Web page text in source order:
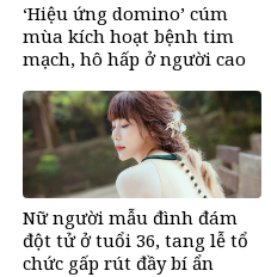
‘Hiệu ứng domino’ cúm
mùa kích hoạt bệnh tim
mạch, hô hấp ở người cao
Nữ người mẫu đình đám
đột tử ở tuổi 36, tang lễ tổ
chức gấp rút đầy bí ẩn